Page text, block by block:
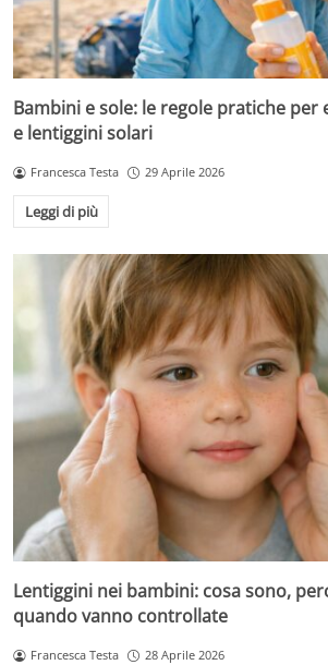
Bambini e sole: le regole pratiche
e lentiggini solari
Francesca Testa 29 Aprile 2026
Leggi di più
Lentiggini nei bambini: cosa sono,
quando vanno controllate
Francesca Testa 28 Aprile 2026